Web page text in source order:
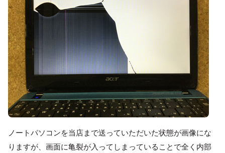
ノートパソコンを当店まで送っていただいた状態が画像にな
りますが、画面に亀裂が入ってしまっていることで全く内部